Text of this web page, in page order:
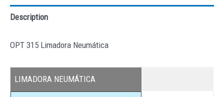
Description
OPT 315 Limadora Neumática
LIMADORA NEUMÁTICA